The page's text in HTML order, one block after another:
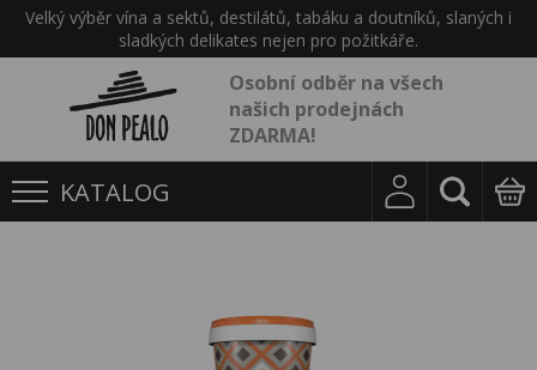
Velký výběr vína a sektů, destilátů, tabáku a doutníků, slaných i
sladkých delikates nejen pro požitkáře.
Osobní odběr na všech
našich prodejnách
ZDARMA!
KATALOG